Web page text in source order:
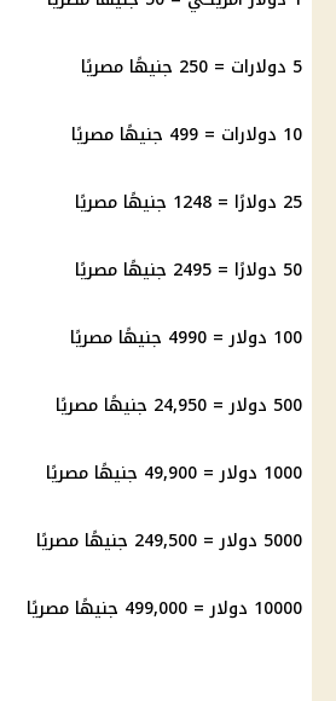
5 دولارات = 250 جنيهًا مصريًا
10 دولارات = 499 جنيهًا مصريًا
25 دولارًا = 1248 جنيهًا مصريًا
50 دولارًا = 2495 جنيهًا مصريًا
100 دولار = 4990 جنيهًا مصريًا
500 دولار = 24,950 جنيهًا مصريًا
1000 دولار = 49,900 جنيهًا مصريًا
5000 دولار = 249,500 جنيهًا مصريًا
10000 دولار = 499,000 جنيهًا مصريًا